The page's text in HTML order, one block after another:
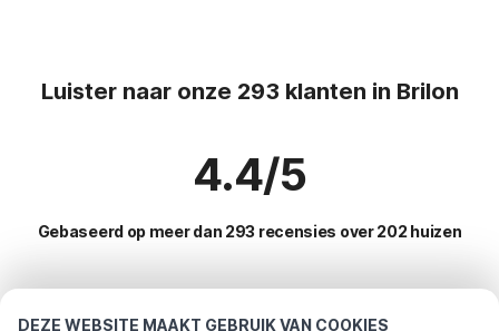
DEZE WEBSITE MAAKT GEBRUIK VAN COOKIES
Luister naar onze 293 klanten in Brilon
4.4/5
Gebaseerd op meer dan 293 recensies over 202 huizen
Meest populaire bestemmingen voor